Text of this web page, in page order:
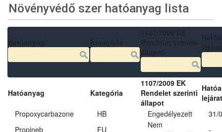
Növényvédő szer hatóanyag lista
Hatóanyag Kategória
1107/2009 EK
Rendelet szerinti
állapot
Propoxycarbazone
HB Engedélyezett
31/
Propineb
FU
Nem
-